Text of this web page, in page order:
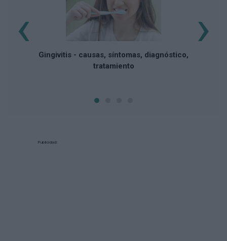
Gingivitis - causas, síntomas, diagnóstico,
tratamiento
‹ ›
Publicidad: